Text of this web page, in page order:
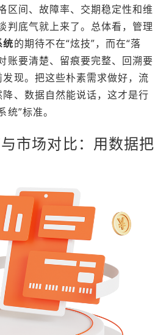
区间、故障率、交期稳定性和维
判底气就上来了。总体看，管理
统的期待不在“炫技”，而在“落
账要清楚、留痕要完整、回溯要
现。把这些朴素需求做好，流
、数据自然能说话，这才是行
”标准。
市场对比：用数据把